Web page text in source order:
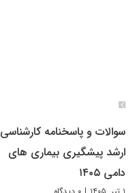
سوالات و پاسخنامه کارشناسی
ارشد پیشگیری بیماری های
دامی ۱۴۰۵